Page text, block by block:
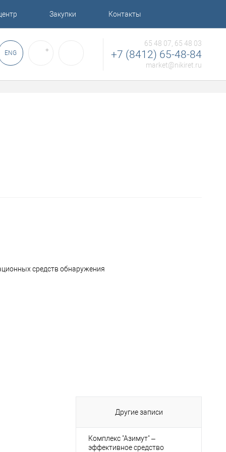
Закупки Контакты
ENG ✚
65 48 07, 65 48 03
+7 (8412) 65-48-84
market@nikiret.ru
Другие записи
Комплекс "Азимут" –
эффективное средство